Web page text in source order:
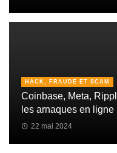
HACK, FRAUDE ET SCAM
Coinbase, Meta,
les arnaques en ligne
22 mai 2024